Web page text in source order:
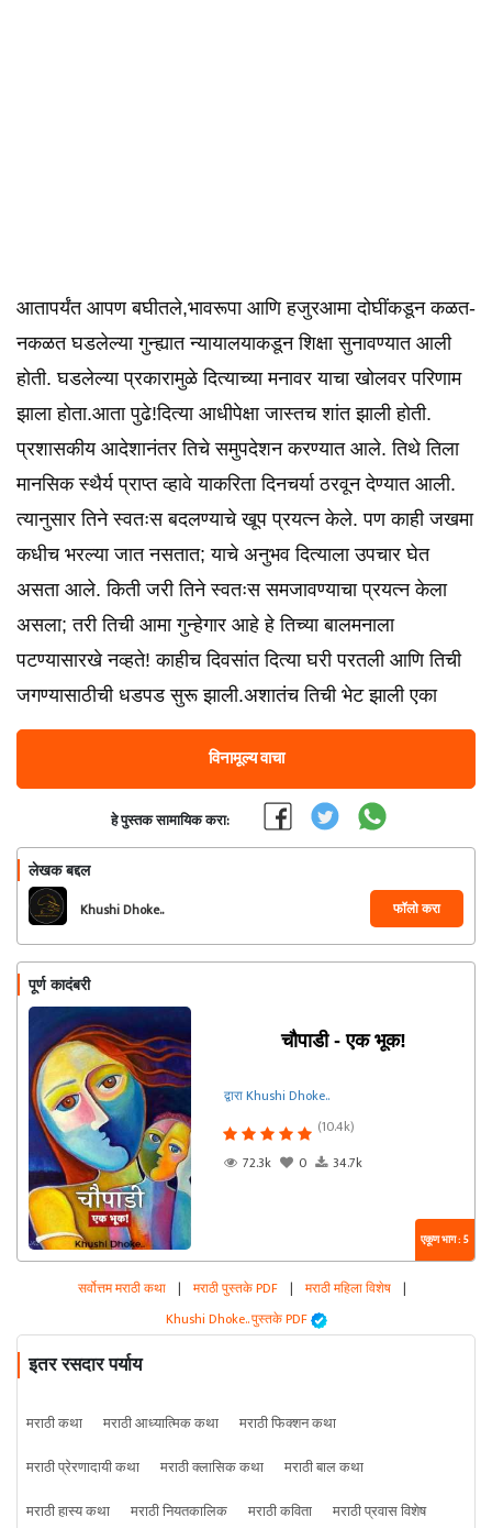
आतापर्यंत आपण बघीतले,भावरूपा आणि हजुरआमा दोघींकडून कळत-
नकळत घडलेल्या गुन्ह्यात न्यायालयाकडून शिक्षा सुनावण्यात आली
होती. घडलेल्या प्रकारामुळे दित्याच्या मनावर याचा खोलवर परिणाम
झाला होता.आता पुढे!दित्या आधीपेक्षा जास्तच शांत झाली होती.
प्रशासकीय आदेशानंतर तिचे समुपदेशन करण्यात आले. तिथे तिला
मानसिक स्थैर्य प्राप्त व्हावे याकरिता दिनचर्या ठरवून देण्यात आली.
त्यानुसार तिने स्वतःस बदलण्याचे खूप प्रयत्न केले. पण काही जखमा
कधीच भरल्या जात नसतात; याचे अनुभव दित्याला उपचार घेत
असता आले. किती जरी तिने स्वतःस समजावण्याचा प्रयत्न केला
असला; तरी तिची आमा गुन्हेगार आहे हे तिच्या बालमनाला
पटण्यासारखे नव्हते! काहीच दिवसांत दित्या घरी परतली आणि तिची
जगण्यासाठीची धडपड सुरू झाली.अशातंच तिची भेट झाली एका
विनामूल्य वाचा
हे पुस्तक सामायिक करा:
लेखक बद्दल
Khushi Dhoke..️️️ फॉलो करा
पूर्ण कादंबरी
चौपाडी - एक भूक!
द्वारा Khushi Dhoke..️️️
(10.4k)
72.3k
0 34.7k
एकूण भाग : 5
सर्वोत्तम मराठी कथा | मराठी पुस्तके PDF | मराठी महिला विशेष |
Khushi Dhoke..️️️ पुस्तके PDF
इतर रसदार पर्याय
मराठी कथा मराठी आध्यात्मिक कथा
मराठी फिक्शन कथा
मराठी प्रेरणादायी कथा
मराठी क्लासिक कथा
मराठी बाल कथा
मराठी हास्य कथा
मराठी नियतकालिक मराठी कविता मराठी प्रवास विशेष